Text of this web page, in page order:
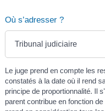
Où s’adresser ?
Tribunal judiciaire
Le juge prend en compte les
constatés à la date où il rend
principe de proportionnalité. Il
parent contribue en fonction